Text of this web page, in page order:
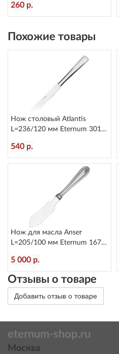
260 р.
Похожие товары
Нож столовый Atlantis
L=236/120 мм Eternum 3010-
540 р.
Нож для масла Anser
L=205/100 мм Eternum 1670-
5 000 р.
Отзывы о товаре
Добавить отзыв о товаре
eternum-shop.ru
Москва